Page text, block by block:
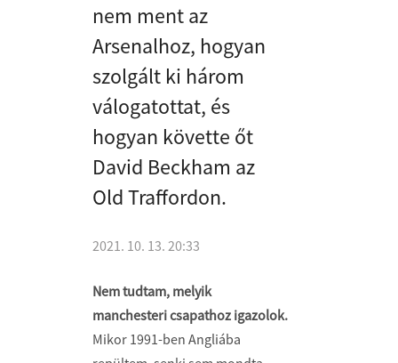
nem ment az
Arsenalhoz, hogyan
szolgált ki három
válogatottat, és
hogyan követte őt
David Beckham az
Old Traffordon.
2021. 10. 13. 20:33
Nem tudtam, melyik
manchesteri csapathoz igazolok.
Mikor 1991-ben Angliába